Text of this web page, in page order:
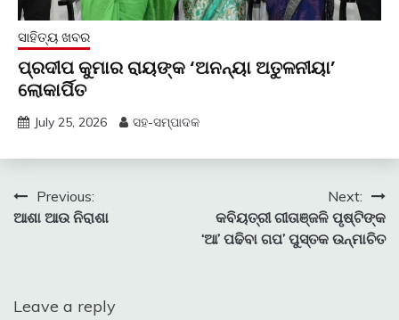
ସାହିତ୍ୟ ଖବର
ପ୍ରଦୀପ କୁମାର ରାୟଙ୍କ ‘ଅନନ୍ୟା ଅତୁଳନୀୟା’
ଲୋକାର୍ପିତ
July 25, 2026 ସହ-ସମ୍ପାଦକ
Post
navigation
Previous:
ଆଶା ଆଉ ନିରାଶା
Next:
କବିୟତ୍ରୀ ଗୀତାଞ୍ଜଳି ପୃଷ୍ଟିଙ୍କ
‘ଆ’ ପଢିବା ଗପ’ ପୁସ୍ତକ ଉନ୍ମାଚିତ
Leave a reply